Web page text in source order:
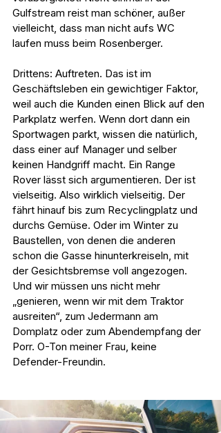
Gulfstream reist man schöner, außer
vielleicht, dass man nicht aufs WC
laufen muss beim Rosenberger.
Drittens: Auftreten. Das ist im
Geschäftsleben ein gewichtiger Faktor,
weil auch die Kunden einen Blick auf den
Parkplatz werfen. Wenn dort dann ein
Sportwagen parkt, wissen die natürlich,
dass einer auf Manager und selber
keinen Handgriff macht. Ein Range
Rover lässt sich argumentieren. Der ist
vielseitig. Also wirklich vielseitig. Der
fährt hinauf bis zum Recyclingplatz und
durchs Gemüse. Oder im Winter zu
Baustellen, von denen die anderen
schon die Gasse hinunterkreiseln, mit
der Gesichtsbremse voll angezogen.
Und wir müssen uns nicht mehr
„genieren, wenn wir mit dem Traktor
ausreiten“, zum Jedermann am
Domplatz oder zum Abendempfang der
Porr. O-Ton meiner Frau, keine
Defender-Freundin.